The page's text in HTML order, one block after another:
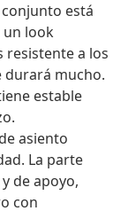
conjunto está
un look
resistente a los
durará mucho.
estable
asiento
La parte
de apoyo,
con